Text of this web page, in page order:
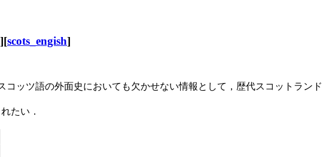
][scots_engish]
コッツ語の外面史においても欠かせない情報として，歴代スコットランド
たい．